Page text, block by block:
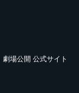
劇場公開 公式サイト